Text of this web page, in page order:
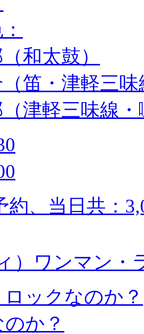
和太鼓）
笛・津軽三味
津軽三味線・
約、当日共：
）ワンマン
ックなのか？
か？